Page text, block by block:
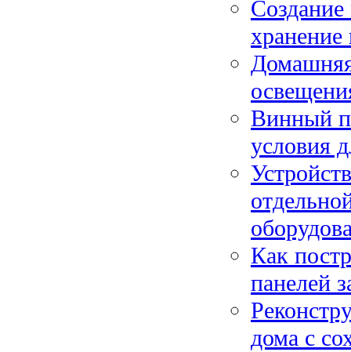
Создание
хранение
Винный
условия
Как
панелей
дома с